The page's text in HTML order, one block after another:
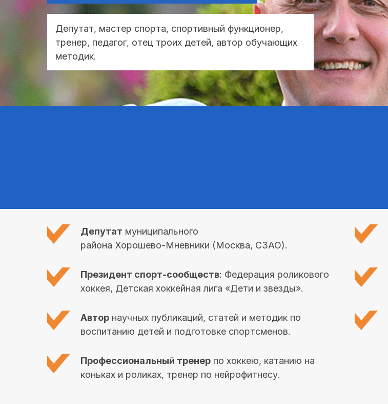
Депутат, мастер спорта, спортивный функционер,
тренер, педагог, отец троих детей, автор обучающих
методик.
Депутат муниципального
района Хорошево-Мневники (Москва, СЗАО).
Президент спорт-сообществ: Федерация роликового
хоккея, Детская хоккейная лига «Дети и звезды».
Автор научных публикаций, статей и методик по
воспитанию детей и подготовке спортсменов.
Профессиональный тренер по хоккею, катанию на
коньках и роликах, тренер по нейрофитнесу.